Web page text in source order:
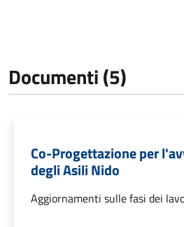
Documenti (5)
Co-Progettazione per
degli Asili Nido
Aggiornamenti sulle fasi dei